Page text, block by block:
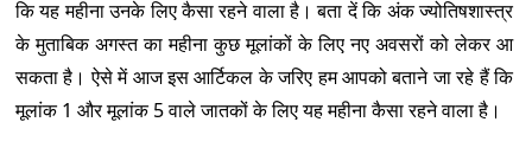
कि यह महीना उनके लिए कैसा रहने वाला है। बता दें कि अंक ज्योतिषशास्त्र
के मुताबिक अगस्त का महीना कुछ मूलांकों के लिए नए अवसरों को लेकर आ
सकता है। ऐसे में आज इस आर्टिकल के जरिए हम आपको बताने जा रहे हैं कि
मूलांक 1 और मूलांक 5 वाले जातकों के लिए यह महीना कैसा रहने वाला है।